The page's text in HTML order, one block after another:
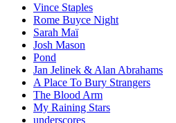
Vince Staples
Rome Buyce Night
Sarah Maï
Josh Mason
Pond
Jan Jelinek & Alan Abrahams
A Place To Bury Strangers
The Blood Arm
My Raining Stars
underscores